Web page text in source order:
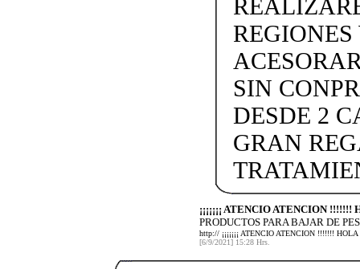
REGIONES
SIN
DESDE 2
GRAN
¡¡¡¡¡¡¡ ATENCIO ATENCION
PRODUCTOS PARA BAJAR DE
http:// ¡¡¡¡¡¡¡ ATENCIO ATENCION !!!!!!!
[6/9/2021] 15:28 Hrs.